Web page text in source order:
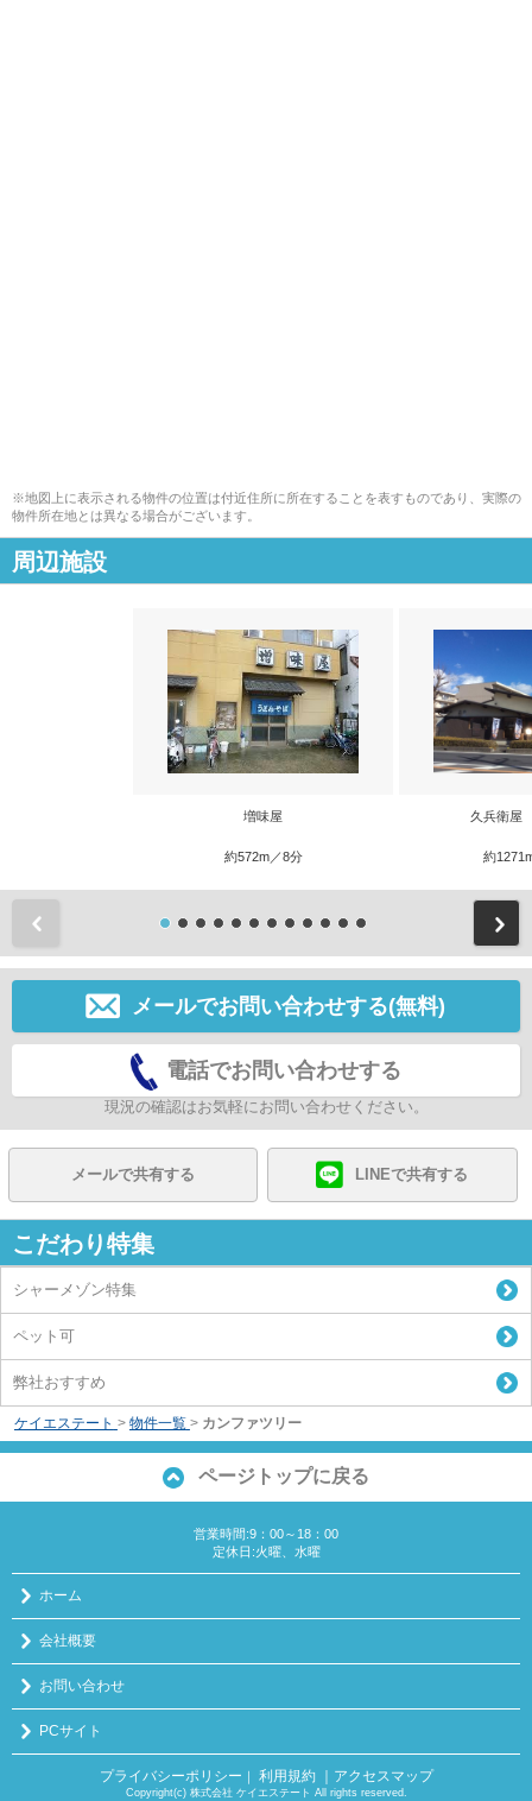
※地図上に表示される物件の位置は付近住所に所在することを表すものであり、実際の
物件所在地とは異なる場合がございます。
周辺施設
増味屋
約572m／8分
久兵衛屋
約
メールでお問い合わせする(無料)
電話でお問い合わせする
現況の確認はお気軽にお問い合わせください。
メールで共有する LINEで共有する
こだわり特集
シャーメゾン特集
ペット可
弊社おすすめ
ケイエステート > 物件一覧 > カンファツリー
ページトップに戻る
営業時間:9：00～18：00
定休日:火曜、水曜
ホーム
会社概要
お問い合わせ
PCサイト
プライバシーポリシー 利用規約 ｜アクセスマップ
Copyright(c) 株式会社 ケイエステート All rights reserved.